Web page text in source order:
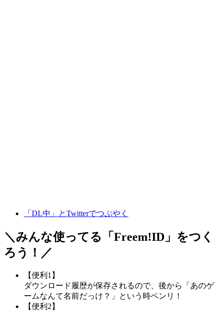
「DL中」とTwitterでつぶやく
＼みんな使ってる「 Freem!ID 」をつく
ろう！／
【便利1】
ダウンロード履歴が保存されるので、後から「あのゲ
ームなんて名前だっけ？」という時ベンリ！
【便利2】